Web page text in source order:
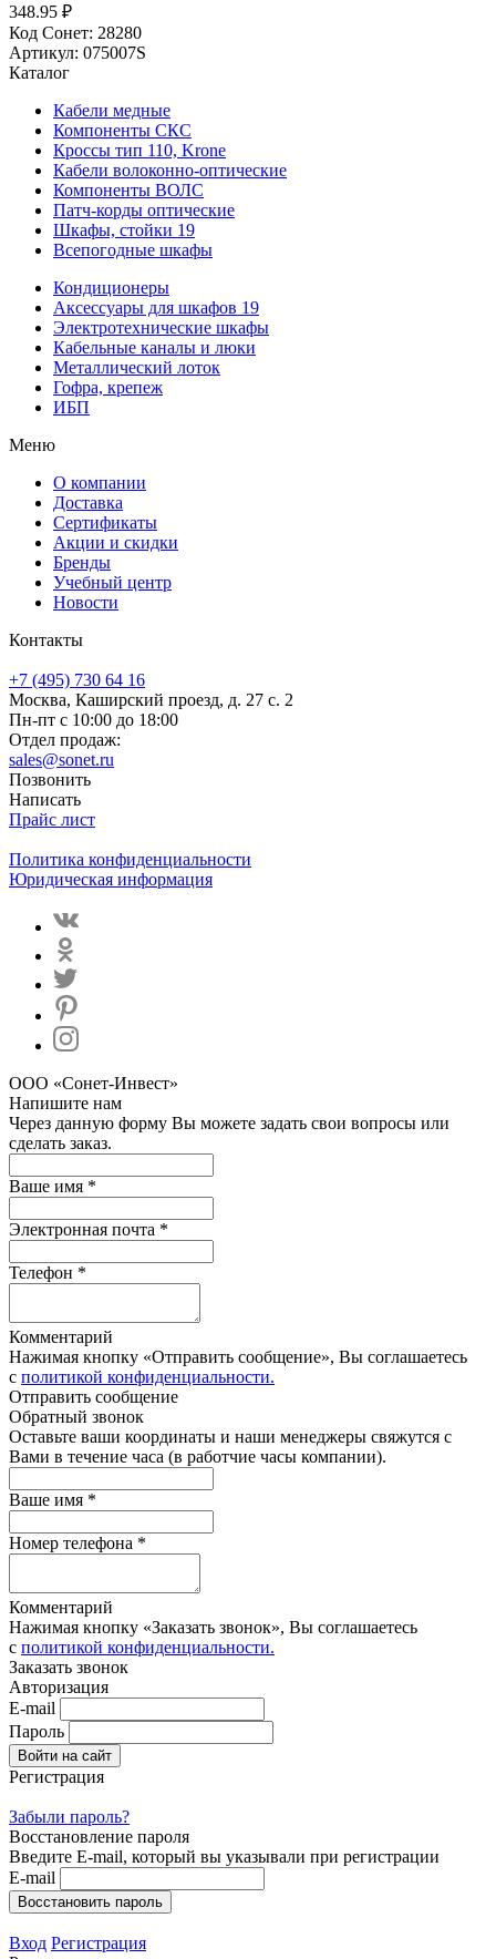
348.95 ₽
Код Сонет: 28280
Артикул: 075007S
Каталог
Кабели медные
Компоненты СКС
Кроссы тип 110, Krone
Кабели волоконно-оптические
Компоненты ВОЛС
Патч-корды оптические
Шкафы, стойки 19
Всепогодные шкафы
Кондиционеры
Аксессуары для шкафов 19
Электротехнические шкафы
Кабельные каналы и люки
Металлический лоток
Гофра, крепеж
ИБП
Меню
О компании
Доставка
Сертификаты
Акции и скидки
Бренды
Учебный центр
Новости
Контакты
+7 (495) 730 64 16
Москва, Каширский проезд, д. 27 с. 2
Пн-пт с 10:00 до 18:00
Отдел продаж:
sales@sonet.ru
Позвонить
Написать
Прайс лист
Политика конфиденциальности
Юридическая информация
ООО «Сонет-Инвест»
Напишите нам
Через данную форму Вы можете задать свои вопросы или
сделать заказ.
Ваше имя *
Электронная почта *
Телефон *
Комментарий
Нажимая кнопку «Отправить сообщение», Вы соглашаетесь
с политикой конфиденциальности.
Отправить сообщение
Обратный звонок
Оставьте ваши координаты и наши менеджеры свяжутся с
Вами в течение часа (в работчие часы компании).
Ваше имя *
Номер телефона *
Комментарий
Нажимая кнопку «Заказать звонок», Вы соглашаетесь
с политикой конфиденциальности.
Заказать звонок
Авторизация
E-mail
Пароль
Регистрация
Забыли пароль?
Восстановление пароля
Введите E-mail, который вы указывали при регистрации
E-mail
Вход Регистрация